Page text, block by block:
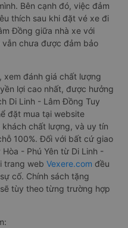
Bên cạnh đó, việc đảm
thích sau khi đặt vé xe đi
Đồng giữa nhà xe với
chưa được đảm bảo
xem đánh giá chất lượng
lợi cao nhất, được hưởng
Di Linh - Lâm Đồng Tuy
đặt mua tại website
chất lượng, và uy tín
100%. Đối với bất cứ giao
- Phú Yên từ Di Linh -
trang web Vexere.com đều
cố. Chính sách tặng
tùy theo từng trường hợp